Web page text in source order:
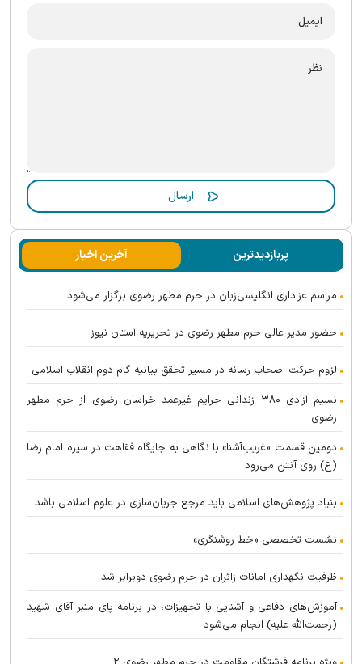
پربازدیدترین آخرین اخبار
مراسم عزاداری انگلیسی‌زبان در حرم مطهر رضوی برگزار می‌شود
حضور مدیر عالی حرم مطهر رضوی در تحریریه آستان نیوز
لزوم حرکت اصحاب رسانه در مسیر تحقق بیانیه گام دوم انقلاب اسلامی
نسیم آزادی ۳۸۰ زندانی جرایم غیرعمد خراسان رضوی از حرم مطهر
رضوی
دومین قسمت «غریب‌آشنا» با نگاهی به جایگاه فقاهت در سیره امام رضا
(ع) روی آنتن می‌رود
بنیاد پژوهش‌های اسلامی باید مرجع جریان‌سازی در علوم اسلامی باشد
نشست تخصصی «خط روشنگری»
ظرفیت نگهداری امانات زائران در حرم رضوی دوبرابر شد
آموزش‌های دفاعی و آشنایی با تجهیزات، در برنامه پای منبر آقای شهید
(رحمت‌الله علیه) انجام می‌شود